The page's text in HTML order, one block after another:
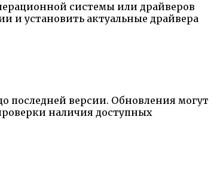
системы или драйверов
и установить актуальные драйвера
последней версии. Обновления могут
наличия доступных